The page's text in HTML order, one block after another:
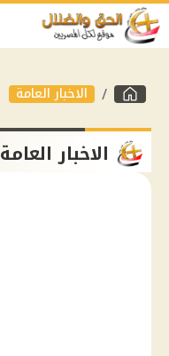
الاخبار العامة
الاخبار العامة